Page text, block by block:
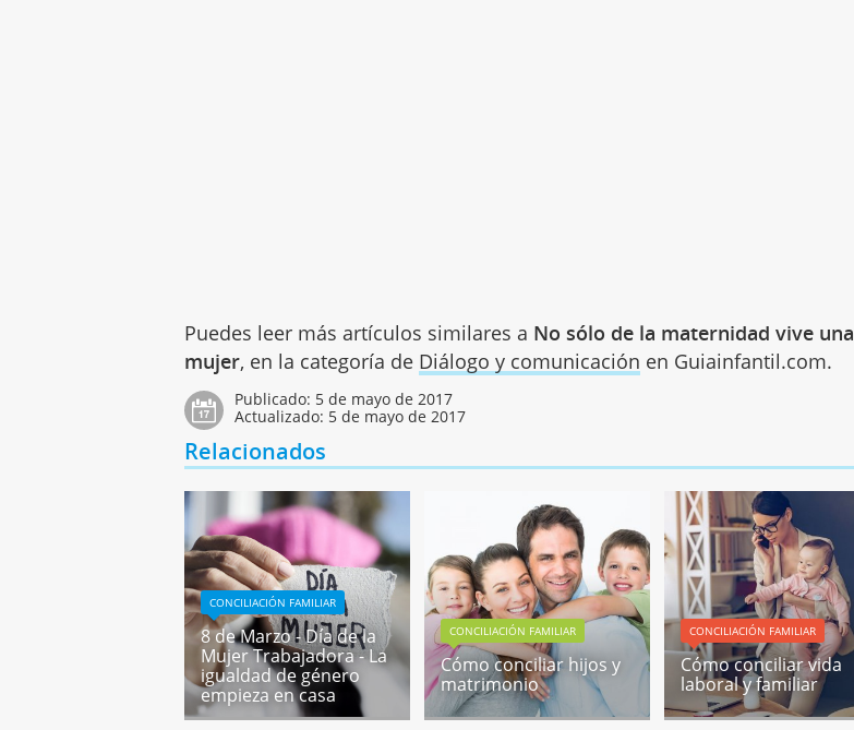
Puedes leer más artículos similares a No sólo de la maternidad vive una
mujer, en la categoría de Diálogo y comunicación en Guiainfantil.com.
Publicado: 5 de mayo de 2017
Actualizado: 5 de mayo de 2017
Relacionados
CONCILIACIÓN FAMILIAR
8 de Marzo - Día de la
Mujer Trabajadora - La
igualdad de género
empieza en casa
CONCILIACIÓN FAMILIAR
Cómo conciliar hijos y
matrimonio
CONCILIACIÓN FAMILIAR
Cómo conciliar vida
laboral y familiar